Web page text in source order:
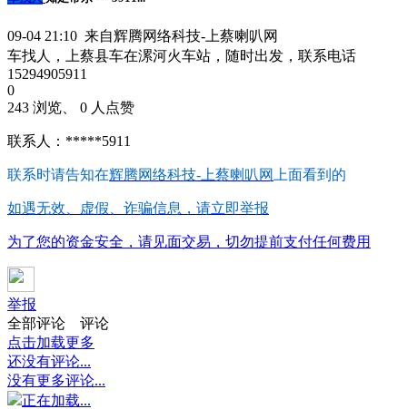
09-04 21:10 来自辉腾网络科技-上蔡喇叭网
车找人，上蔡县车在漯河火车站，随时出发，联系电话
15294905911
0
243 浏览、 0 人点赞
联系人：*****5911
联系时请告知在辉腾网络科技-上蔡喇叭网 上面看到的
如遇无效、虚假、诈骗信息，请立即举报
为了您的资金安全，请见面交易，切勿提前支付任何费用
举报
全部评论
评论
点击加载更多
还没有评论...
没有更多评论...
正在加载...